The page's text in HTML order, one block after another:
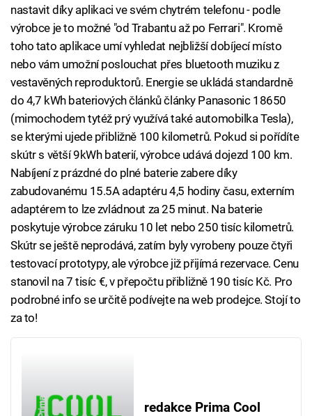
nastavit díky aplikaci ve svém chytrém telefonu - podle
výrobce je to možné "od Trabantu až po Ferrari". Kromě
toho tato aplikace umí vyhledat nejbližší dobíjecí místo
nebo vám umožní poslouchat přes bluetooth muziku z
vestavěných reproduktorů. Energie se ukládá standardně
do 4,7 kWh bateriových článků články Panasonic 18650
(mimochodem tytéž prý využívá také automobilka Tesla),
se kterými ujede přibližně 100 kilometrů. Pokud si pořídíte
skútr s větší 9kWh baterií, výrobce udává dojezd 100 km.
Nabíjení z prázdné do plné baterie zabere díky
zabudovanému 15.5A adaptéru 4,5 hodiny času, externím
adaptérem to lze zvládnout za 25 minut. Na baterie
poskytuje výrobce záruku 10 let nebo 250 tisíc kilometrů.
Skútr se ještě neprodává, zatím byly vyrobeny pouze čtyři
testovací prototypy, ale výrobce již přijímá rezervace. Cenu
stanovil na 7 tisíc €, v přepočtu přibližně 190 tisíc Kč. Pro
podrobné info se určitě podívejte na web prodejce. Stojí to
za to!
redakce Prima Cool